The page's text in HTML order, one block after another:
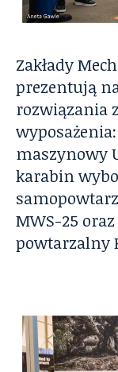
Zakłady
prezentują
rozwiązania
maszynowy
karabin
MWS-25
powtarzalny